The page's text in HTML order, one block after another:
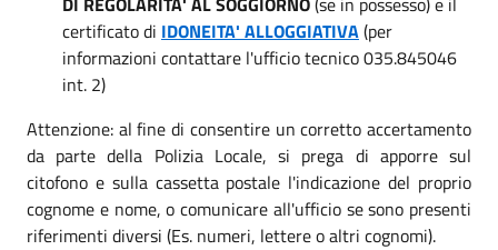
certificato di IDONEITA' ALLOGGIATIVA(per
informazioni contattare l'ufficio tecnico 035.845046
int. 2)
Attenzione: al fine di consentire un corretto accertamento
da parte della Polizia Locale, si prega di apporre sul
citofono e sulla cassetta postale l'indicazione del proprio
cognome e nome, o comunicare all'ufficio se sono presenti
riferimenti diversi (Es. numeri, lettere o altri cognomi).